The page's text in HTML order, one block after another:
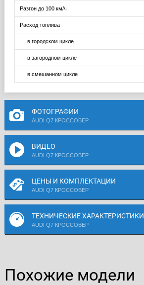
Разгон до 100 км/ч
Расход топлива
в городском цикле
в загородном цикле
в смешанном цикле
ФОТОГРАФИИ
AUDI Q7 КРОССОВЕР
ВИДЕО
AUDI Q7 КРОССОВЕР
ЦЕНЫ И КОМПЛЕКТАЦИИ
AUDI Q7 КРОССОВЕР
ТЕХНИЧЕСКИЕ ХАРАКТЕРИСТИКИ
AUDI Q7 КРОССОВЕР
Похожие модели